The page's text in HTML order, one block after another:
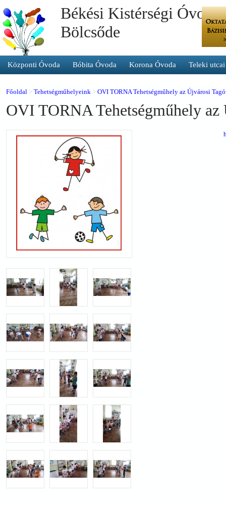
Békési Kistérségi Óvoda
Bölcsőde
Központi Óvoda Bóbita Óvoda Korona Óvoda Teleki
Főoldal > Tehetségműhelyeink > OVI TORNA Tehetségműhely az Újvárosi
OVI TORNA Tehetségműhely az